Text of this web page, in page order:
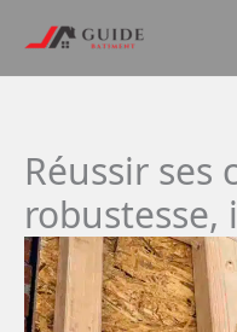
contenu
Réussir ses